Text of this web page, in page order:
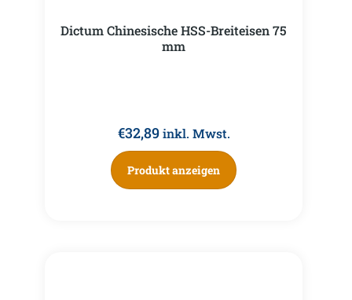
Dictum Chinesische HSS-Breiteisen 75
mm
€32,89 inkl. Mwst.
Produkt anzeigen